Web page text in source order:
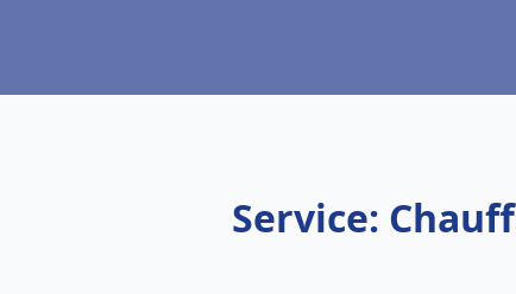
Service: